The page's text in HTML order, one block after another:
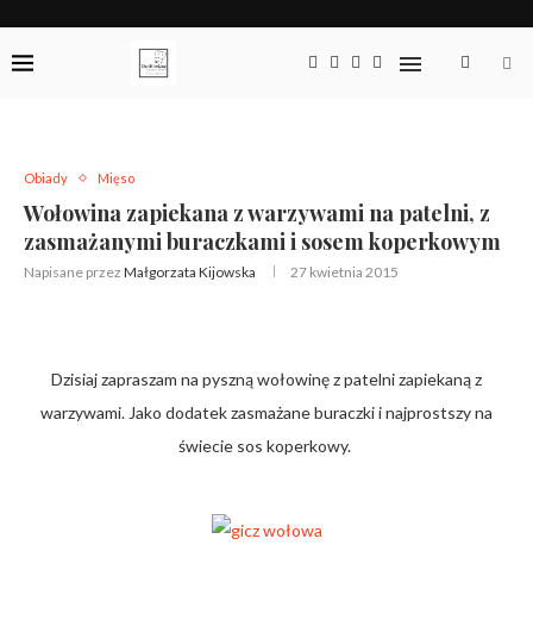
Obiady Mięso
Wołowina zapiekana z warzywami na patelni, z
zasmażanymi buraczkami i sosem koperkowym
Napisane przez Małgorzata Kijowska 27 kwietnia 2015
Dzisiaj zapraszam na pyszną wołowinę z patelni zapiekaną z
warzywami. Jako dodatek zasmażane buraczki i najprostszy na
świecie sos koperkowy.